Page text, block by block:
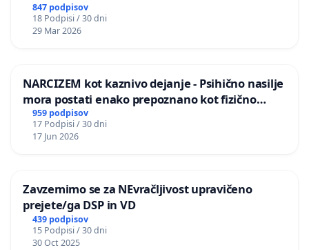
847 podpisov
18 Podpisi / 30 dni
29 Mar 2026
NARCIZEM kot kaznivo dejanje - Psihično nasilje
mora postati enako prepoznano kot fizično
nasilje
959 podpisov
17 Podpisi / 30 dni
17 Jun 2026
Zavzemimo se za NEvračljivost upravičeno
prejete/ga DSP in VD
439 podpisov
15 Podpisi / 30 dni
30 Oct 2025